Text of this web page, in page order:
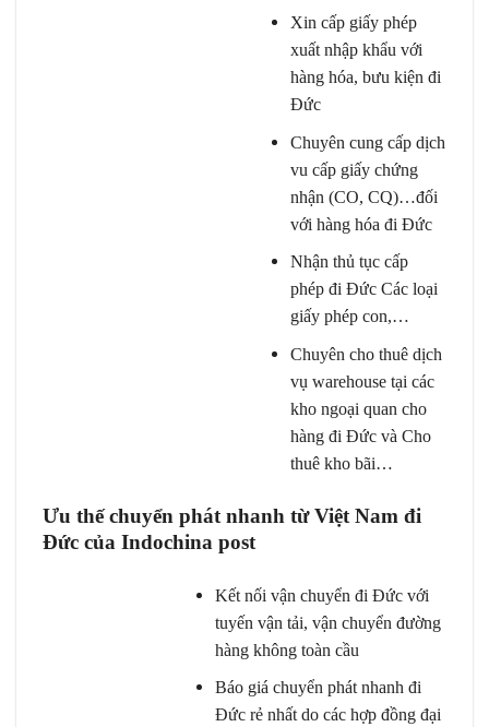
Xin cấp giấy phép
xuất nhập khẩu với
hàng hóa, bưu kiện đi
Đức
Chuyên cung cấp dịch
vu cấp giấy chứng
nhận (CO, CQ)…đối
với hàng hóa đi Đức
Nhận thủ tục cấp
phép đi ĐứcCác loại
giấy phép con,…
Chuyên cho thuê dịch
vụ warehouse tại các
kho ngoại quan cho
hàng đi Đức vàCho
thuê kho bãi…
Ưu thế chuyển phát nhanh từ Việt Nam đi
Đức của Indochina post
Kết nối vận chuyển đi Đức với
tuyến vận tải, vận chuyển đường
hàng không toàn cầu
Báo giá chuyển phát nhanh đi
Đức rẻ nhất do các hợp đồng đại